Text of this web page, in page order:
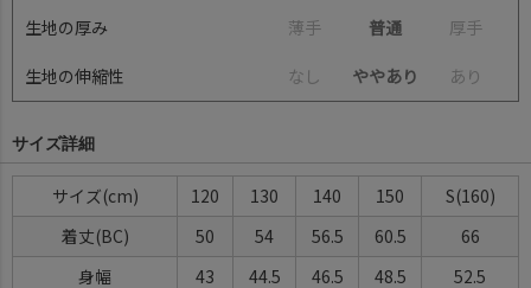
生地の厚み 薄手 普通 厚手
生地の伸縮性 な し ややあり あ り
サイズ詳細
サイズ(cm) 120 130 140 150
S(160)
着丈(BC)
50 54 56.5 60.5
66
身幅
43 44.5 46.5 48.5
52.5